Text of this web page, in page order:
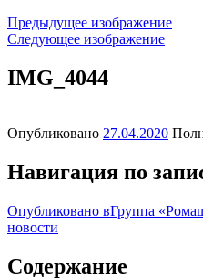
Предыдущее изображение
Следующее изображение
IMG_4044
Опубликовано 27.04.2020
Навигация по
Опубликовано вГруппа
новости
Содержание